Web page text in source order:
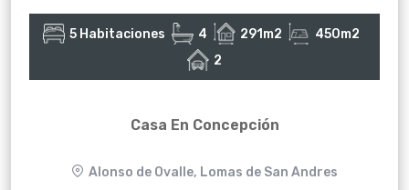
5 Habitaciones 4 291m2
450m2
2
Casa En Concepción
Alonso de Ovalle, Lomas de San Andres